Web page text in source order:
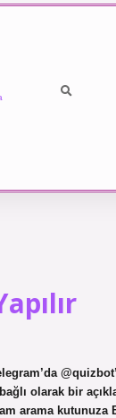
olarak bir
arama kutunuza